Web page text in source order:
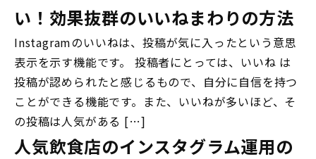
い！効果抜群のいいねまわりの方法
Instagramのいいねは、投稿が気に入ったという意思
表示を示す機能です。 投稿者にとっては、いいね は
投稿が認められたと感じるもので、自分に自信を持つ
ことができる機能です。また、いいねが多いほど、そ
の投稿は人気がある […]
人気飲食店のインスタグラム運用の